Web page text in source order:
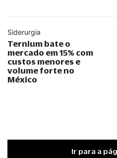
Siderurgia
Ternium bate o
mercado em 15% com
custos menores e
volume forte no
México
Ir para a